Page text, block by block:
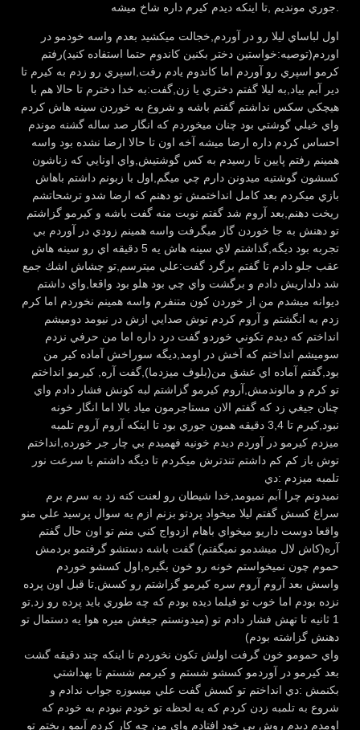
جوري مونديم ,تا اينكه ديدم كيرم داره شاخ ميشه.
اول لباساي ليلا رو در آوردم,خجالت ميكشيد بعدم واسه خودمو در
اوردم(توصيه:خواستين دختر بكنين كاندوم حتما استفاده كنيد)رفتم
كرمو اسپري رو آوردم اما كاندوم يادم رفت,اسپري رو زدم به كيرم تا
دير آبم بياد,به ليلا گفتم دختري يا زن,گفت:به خدا دخترم تا حالا هم با
هيچكي سكس نداشتم گفتم باشه و شروع به خوردن سينه هاش كردم
واي خيلي گوشتي بود چنان ميخوردم كه انگار صد ساله گشنه موندم
احساس كردم داره ارضا ميشه آخه اون تا حالا ارضا نشده بود واسه
همينم رفتم پايين تا رسيدم به كس گوشتيش,واي اونايي كه زناشون
كسشون گوشتيه ميدونن دارم چي ميگم,اول با زبونم داشتم باهاش
بازي ميكردم بعد كامل انداختمش تو دهنم كه ارضا شدو ترشحاتشم
ريخت دهنم,بعد آروم شد گفتم نوبت منه گفت باشه و كيرمو گزاشتم
تو دهنش به جا خوردن گاز ميگرفت واسه همينم زودي در آوردم بي
تجربه بود ديگه,گذاشتم لاي سينه هاش يه 5 دقيقه اي رو سينه هاش
عقب جلو دادم تا گفتم برگرد گفت:علي ميترسم,تو چشاش اشك جمع
شد دلداريش دادم و برگشت واي چي بود هلو بود واقعا,واي داشتم
ديوانه ميشدم من از خوردن كون متنفرم واسه همينم نخوردم اما كرم
زدم به انگشتم و آروم كردم توش صدايي ازش در نيومد دوميشم
انداختم كه ديدم تكوني خوردو گفت درد داره اما من حرفي نزدم
سوميشم انداختم كه آخش در اومد,ديگه سوراخش آماده كير من
بود,گفتم آماده اي عشق من(بلوف ميزدما),گفت آره, كيرمو انداختم
تو كرم و مالوندمش,آروم كيرمو گزاشتم لبه كونش فشار دادم واي
چنان جيغي زد كه گفتم الان مستاجرمون مياد بالا اما انگار خونه
نبود,كيرم تا 3,4 دقيقه همون جوري بود تا اينكه آروم آروم تلمبه
ميزدم كيرمو در آوردم ديدم خونيه فهميدم بي چار جر خورده,انداختم
توش باز كم كم داشتم تندترش ميكردم تا ديگه داشتم با سرعت نور
تلمبه ميزدم :دي
نميدونم چرا آبم نميومد,خدا شيطان رو لعنت كنه زد به سرم برم
سراغ كسش گفتم ليلا ميخواد پردتو بزنم ازم يه سوال پرسيد علي منو
واقعا دوست داريو ميخواي باهام ازدواج كني منم تو اون حال گفتم
آره(كاش لال ميشدمو نميگفتم) گفت باشه دستشو گرفتمو بردمش
حموم چون نميخواستم خونه رو خون بگيره,اول كسشو خوردم
واسش بعد آروم آروم سره كيرمو گزاشتم رو كسش,تا قبل اون پرده
نزده بودم اما خوب تو فيلما ديده بودم كه چه طوري بايد پرده رو زد,تو
1 ثانيه تا تهش فشار دادم تو (ميدونستم جيغش ميره هوا يه دستمال تو
دهنش گزاشته بودم)
واي حمومو خون گرفت اولش تكون نخوردم تا اينكه چند دقيقه گشت
بعد كيرمو در آوردمو كسشو شستم و كيرمم شستم تا بهداشتي
بكنمش :دي انداختم تو كسش گفت علي ميسوزه جواب ندادم و
شروع به تلمبه زدن كردم كه يه لحظه تو خودم نبودم به خودم كه
اومدم ديدم روش بي خود افتادم واي من چه كار كردم آبمو ريختم تو